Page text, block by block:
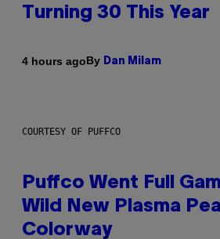
Turning 30 This Year
4 hours agoBy Dan Milam
COURTESY OF PUFFCO
Puffco Went Full
Wild New Plasma
Colorway